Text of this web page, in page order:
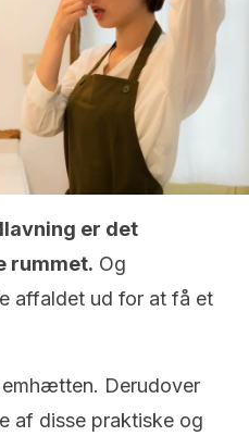
er det
rummet. Og
affaldet ud for at få et
Derudover
af disse praktiske og